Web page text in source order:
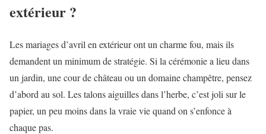
extérieur ?
Les mariages d’avril en extérieur ont un charme fou, mais ils
demandent un minimum de stratégie. Si la cérémonie a lieu dans
un jardin, une cour de château ou un domaine champêtre, pensez
d’abord au sol. Les talons aiguilles dans l’herbe, c’est joli sur le
papier, un peu moins dans la vraie vie quand on s’enfonce à
chaque pas.